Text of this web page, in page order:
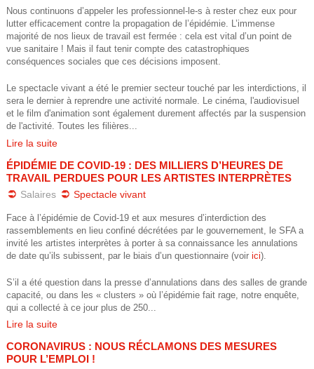
u
v
e
r
t
e
_
f
a
-
m
i
Nous continuons d’appeler les professionnel-le-s à rester chez eux pour
lutter efficacement contre la propagation de l’épidémie. L’immense
majorité de nos lieux de travail est fermée : cela est vital d’un point de
vue sanitaire ! Mais il faut tenir compte des catastrophiques
conséquences sociales que ces décisions imposent.
Le spectacle vivant a été le premier secteur touché par les interdictions, il
sera le dernier à reprendre une activité normale. Le cinéma, l'audiovisuel
et le film d'animation sont également durement affectés par la suspension
de l'activité. Toutes les filières...
Lire la suite
ÉPIDÉMIE DE COVID-19 : DES MILLIERS D’HEURES DE
TRAVAIL PERDUES POUR LES ARTISTES INTERPRÈTES
Salaires Spectacle vivant
Face à l’épidémie de Covid-19 et aux mesures d’interdiction des
rassemblements en lieu confiné décrétées par le gouvernement, le SFA a
invité les artistes interprètes à porter à sa connaissance les annulations
de date qu’ils subissent, par le biais d’un questionnaire (voir ici).
S’il a été question dans la presse d’annulations dans des salles de grande
capacité, ou dans les « clusters » où l’épidémie fait rage, notre enquête,
qui a collecté à ce jour plus de 250...
Lire la suite
CORONAVIRUS : NOUS RÉCLAMONS DES MESURES
POUR L’EMPLOI !